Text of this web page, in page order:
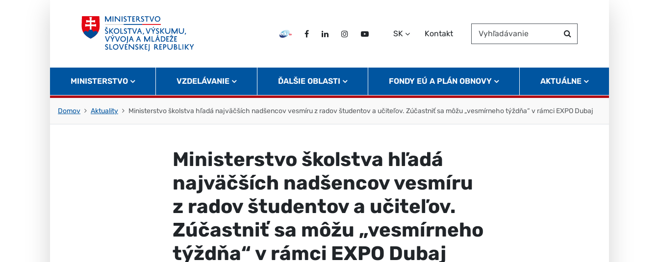
EDU TVFacebookLinkedInInstagram
Twitter
SK Kontakt
Vyhľadávanie
Hľadať
MINISTERSTVO VZDELÁVANIE ĎALŠIE OBLASTI FONDY EÚ A PLÁN OBNOVY AKTUÁLNE
Domov Aktuality Ministerstvo školstva hľadá najväčších nadšencov vesmíru z radov študentov a učiteľov. Zúčastniť sa môžu „vesmírneho týždňa“ v rámci EXPO Dubaj
Ministerstvo školstva hľadá
najväčších nadšencov vesmíru
z radov študentov a učiteľov.
Zúčastniť sa môžu „vesmírneho
týždňa“ v rámci EXPO Dubaj